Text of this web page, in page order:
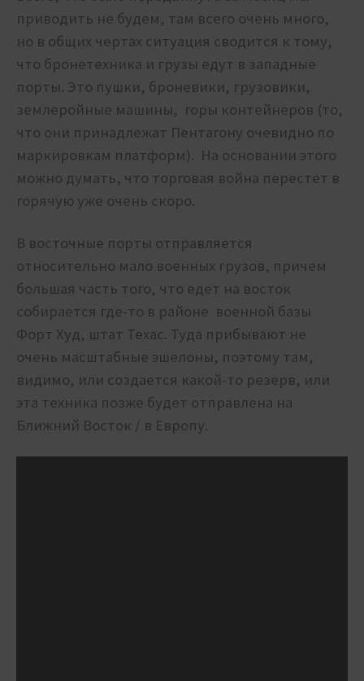
приводить не будем, там всего очень много,
но в общих чертах ситуация сводится к тому,
что бронетехника и грузы едут в западные
порты. Это пушки, броневики, грузовики,
землеройные машины, горы контейнеров (то,
что они принадлежат Пентагону очевидно по
маркировкам платформ). На основании этого
можно думать, что торговая война перестет в
горячую уже очень скоро.
В восточные порты отправляется
относительно мало военных грузов, причем
большая часть того, что едет на восток
собирается где-то в районе военной базы
Форт Худ, штат Техас. Туда прибывают не
очень масштабные эшелоны, поэтому там,
видимо, или создается какой-то резерв, или
эта техника позже будет отправлена на
Ближний Восток / в Европу.